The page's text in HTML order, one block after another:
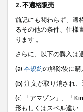
2. 不適格販売
前記にも関わらず、適
るその他の条件、仕様
ります 。
さらに、以下の購入は
(a) 本規約の解除後に購
(b) 注文が取り消され、
(c) 「アマゾン」、「
形もしくはスペル違い